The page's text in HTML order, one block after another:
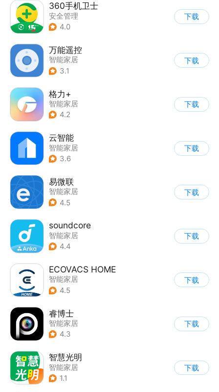
360手机卫士
安全管理
4.0
下载
万能遥控
智能家居
3.1
下载
格力+
智能家居
4.2
下载
云智能
智能家居
3.6
下载
易微联
智能家居
4.5
下载
soundcore
智能家居
4.4
下载
ECOVACS HOME
智能家居
4.5
下载
睿博士
智能家居
4.3
下载
智慧光明
智能家居
1.1
下载